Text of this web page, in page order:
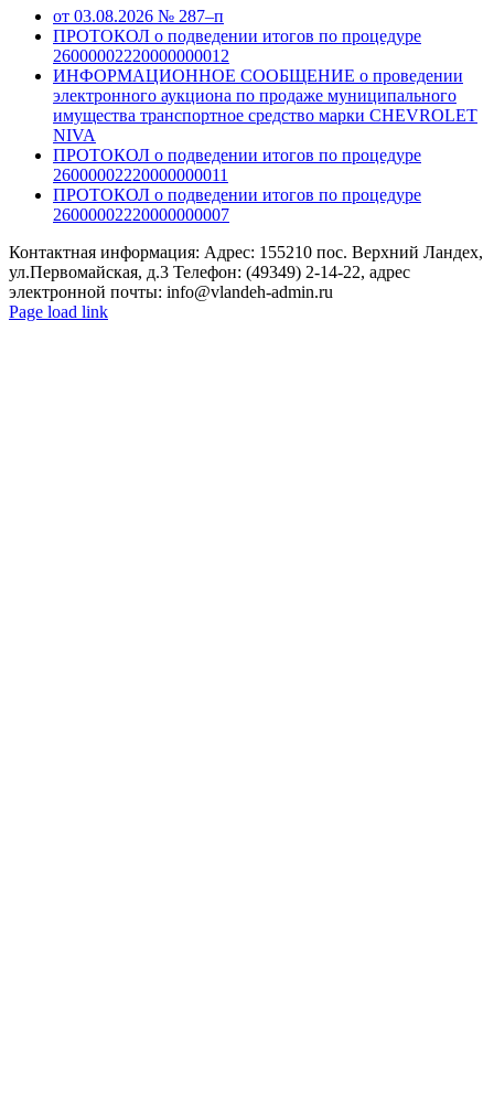
от 03.08.2026 № 287–п
ПРОТОКОЛ о подведении итогов по процедуре
26000002220000000012
ИНФОРМАЦИОННОЕ СООБЩЕНИЕ о проведении
электронного аукциона по продаже муниципального
имущества транспортное средство марки CHEVROLET
NIVA
ПРОТОКОЛ о подведении итогов по процедуре
26000002220000000011
ПРОТОКОЛ о подведении итогов по процедуре
26000002220000000007
Контактная информация: Адрес: 155210 пос. Верхний Ландех,
ул.Первомайская, д.3 Телефон: (49349) 2-14-22, адрес
электронной почты: info@vlandeh-admin.ru
Page load link